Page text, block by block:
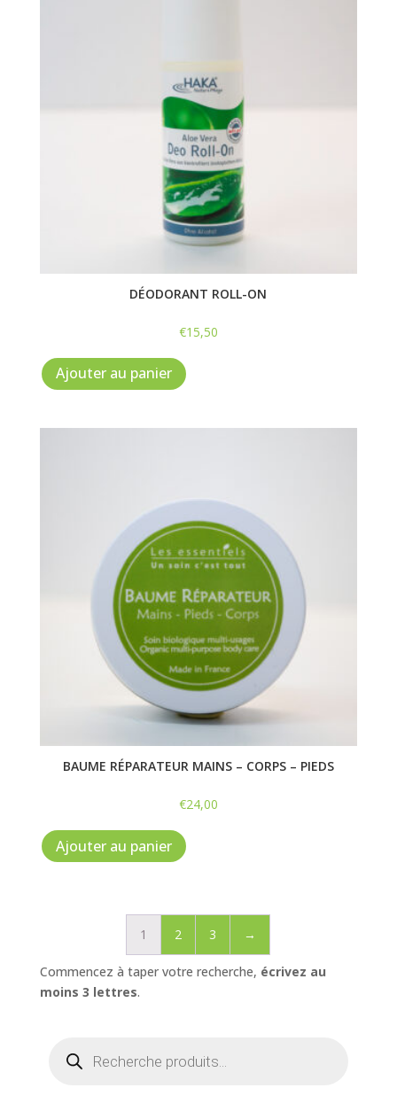
DÉODORANT ROLL-ON
€15,50
Ajouter au panier
BAUME RÉPARATEUR MAINS – CORPS – PIEDS
€24,00
Ajouter au panier
1 2 3 →
Commencez à taper votre recherche, écrivez au
moins 3 lettres.
produits